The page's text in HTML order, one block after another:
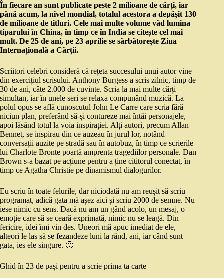
În fiecare an sunt publicate peste 2 milioane de cărți, iar
până acum, la nivel mondial, totalul acestora a depășit 130
de milioane de titluri. Cele mai multe volume văd lumina
tiparului în China, în timp ce în India se citește cel mai
mult. De 25 de ani, pe 23 aprilie se sărbătorește Ziua
Internațională a Cărții.
Scriitori celebri consideră că rețeta succesului unui autor vine
din exercițiul scrisului. Anthony Burgess a scris zilnic, timp de
30 de ani, câte 2.000 de cuvinte. Scria la mai multe cărți
simultan, iar în unele seri se relaxa compunând muzică. La
polul opus se află cunoscutul John Le Carre care scria fără
niciun plan, preferând să-și contureze mai întâi personajele,
apoi lăsând totul la voia inspirației. Alți autori, precum Allan
Bennet, se inspirau din ce auzeau în jurul lor, notând
conversații auzite pe stradă sau în autobuz, în timp ce scrierile
lui Charlote Bronte poartă amprenta tragediilor personale. Dan
Brown s-a bazat pe acțiune pentru a ține cititorul conectat, în
timp ce Agatha Christie pe dinamismul dialogurilor.
Eu scriu în toate felurile, dar niciodată nu am reușit să scriu
programat, adică gata mă așez aici și scriu 2000 de semne. Nu
iese nimic cu sens. Dacă nu am un gând acolo, un mesaj, o
emoție care să se ceară exprimată, nimic nu se leagă. Din
fericire, idei îmi vin des. Uneori mă apuc imediat de ele,
alteori le las să se fezandeze luni la rând, ani, iar când sunt
gata, ies ele singure. 🙂
Ghid în 23 de pași pentru a scrie prima ta carte